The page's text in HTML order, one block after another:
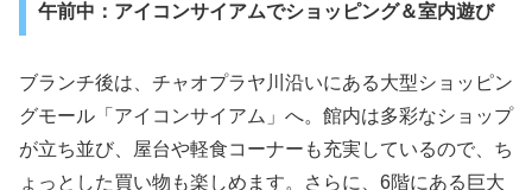
午前中：アイコンサイアムでショッピング＆室内遊び
ブランチ後は、チャオプラヤ川沿いにある大型ショッピン
グモール「アイコンサイアム」へ。館内は多彩なショップ
が立ち並び、屋台や軽食コーナーも充実しているので、ち
ょっとした買い物も楽しめます。さらに、6階にある巨大